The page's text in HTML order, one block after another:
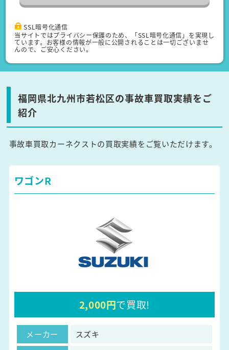
SSL暗号化通信
当サイトではプライバシー保護のため、「SSL暗号化通信」を実現し
ています。お客様の情報が一般に公開されることは一切ございませ
んので、ご安心ください。
福岡県北九州市若松区の事故車買取実績をご
紹介
事故車買取カーネクストの買取実績をご覧いただけます。
ワゴンR
2,000円で買取!
メーカー
スズキ